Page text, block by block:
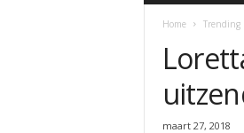
Home Trending
maart 27, 2018